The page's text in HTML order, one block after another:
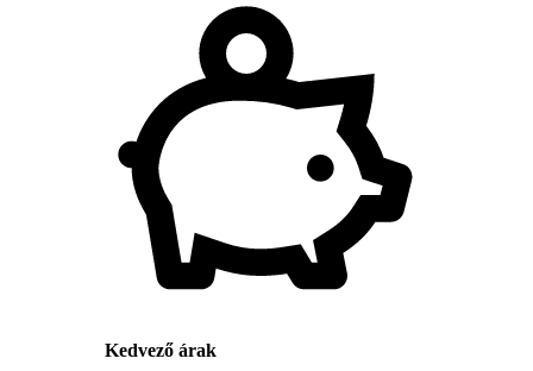
Kedvező árak